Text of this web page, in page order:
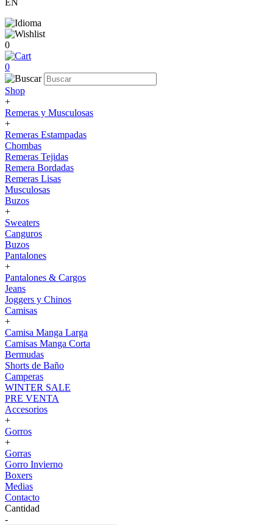
EN
0
0
Shop
+
Remeras y Musculosas
+
Remeras Estampadas
Chombas
Remeras Tejidas
Remera Bordadas
Remeras Lisas
Musculosas
Buzos
+
Sweaters
Canguros
Buzos
Pantalones
+
Pantalones & Cargos
Jeans
Joggers y Chinos
Camisas
+
Camisa Manga Larga
Camisas Manga Corta
Bermudas
Shorts de Baño
Camperas
WINTER SALE
PRE VENTA
Accesorios
+
Gorros
+
Gorras
Gorro Invierno
Boxers
Medias
Contacto
Cantidad
-